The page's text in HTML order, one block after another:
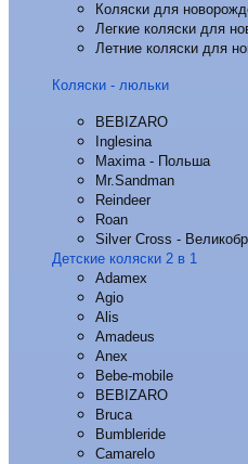
Коляски для
Легкие коляски для
Летние коляски для
Коляски - люльки
BEBIZARO
Inglesina
Maxima - Польша
Mr.Sandman
Reindeer
Roan
Silver Cross -
Детские коляски 2 в 1
Adamex
Agio
Alis
Amadeus
Anex
Bebe-mobile
BEBIZARO
Bruca
Bumbleride
Camarelo